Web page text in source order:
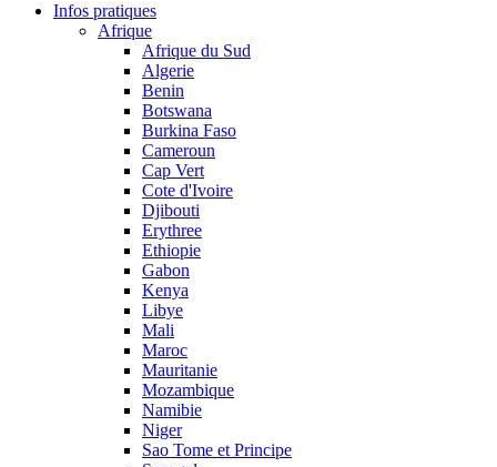
Infos pratiques
Afrique
Afrique du Sud
Algerie
Benin
Botswana
Burkina Faso
Cameroun
Cap Vert
Cote d'Ivoire
Djibouti
Erythree
Ethiopie
Gabon
Kenya
Libye
Mali
Maroc
Mauritanie
Mozambique
Namibie
Niger
Sao Tome et Principe